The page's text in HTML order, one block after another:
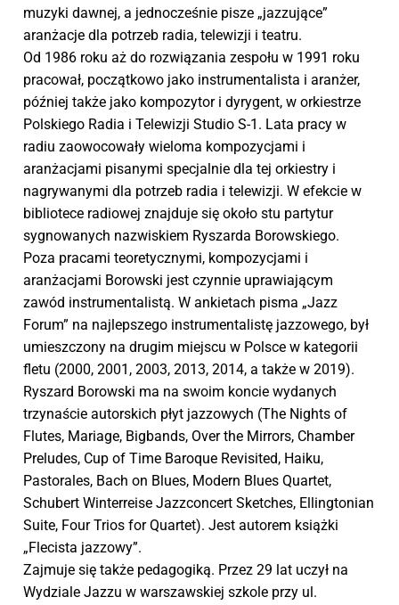
muzyki dawnej, a jednocześnie pisze „jazzujące”
aranżacje dla potrzeb radia, telewizji i teatru.
Od 1986 roku aż do rozwiązania zespołu w 1991 roku
pracował, początkowo jako instrumentalista i aranżer,
później także jako kompozytor i dyrygent, w orkiestrze
Polskiego Radia i Telewizji Studio S-1. Lata pracy w
radiu zaowocowały wieloma kompozycjami i
aranżacjami pisanymi specjalnie dla tej orkiestry i
nagrywanymi dla potrzeb radia i telewizji. W efekcie w
bibliotece radiowej znajduje się około stu partytur
sygnowanych nazwiskiem Ryszarda Borowskiego.
Poza pracami teoretycznymi, kompozycjami i
aranżacjami Borowski jest czynnie uprawiającym
zawód instrumentalistą. W ankietach pisma „Jazz
Forum” na najlepszego instrumentalistę jazzowego, był
umieszczony na drugim miejscu w Polsce w kategorii
fletu (2000, 2001, 2003, 2013, 2014, a także w 2019).
Ryszard Borowski ma na swoim koncie wydanych
trzynaście autorskich płyt jazzowych (The Nights of
Flutes, Mariage, Bigbands, Over the Mirrors, Chamber
Preludes, Cup of Time Baroque Revisited, Haiku,
Pastorales, Bach on Blues, Modern Blues Quartet,
Schubert Winterreise Jazzconcert Sketches, Ellingtonian
Suite, Four Trios for Quartet). Jest autorem książki
„Flecista jazzowy”.
Zajmuje się także pedagogiką. Przez 29 lat uczył na
Wydziale Jazzu w warszawskiej szkole przy ul.